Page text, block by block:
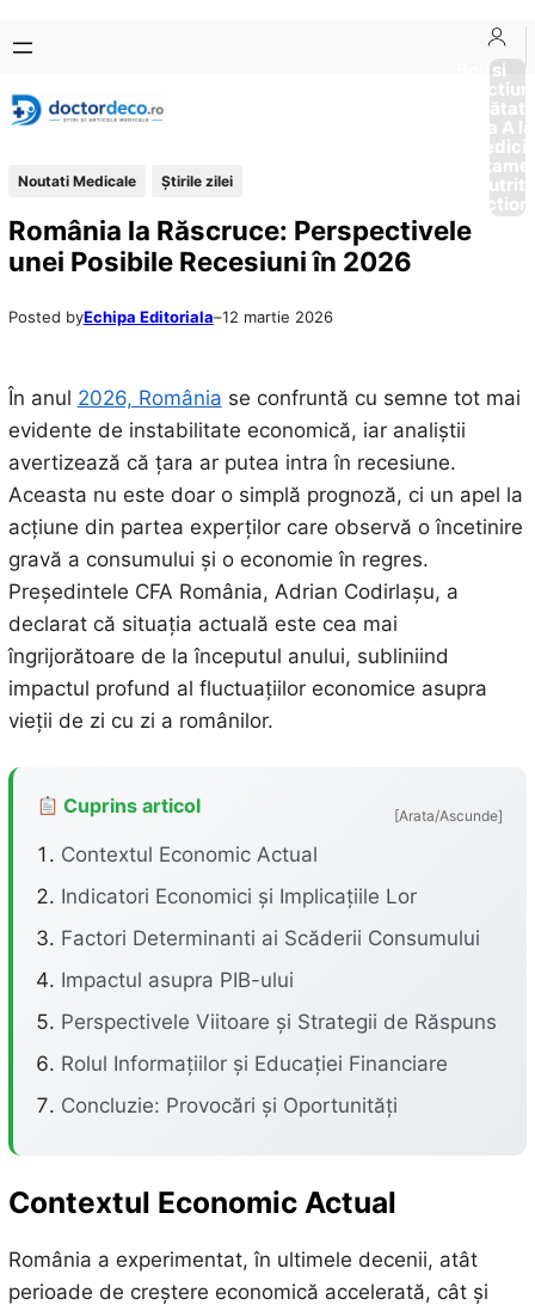
conținut
content
Boli si
Afectiuni
Sănătate
de la A
Noutati Medicale Știrile zilei
România la Răscruce: Perspectivele
unei Posibile Recesiuni în 2026
Posted byEchipa Editoriala–12 martie 2026
În anul 2026, România se confruntă cu semne tot mai
evidente de instabilitate economică, iar analiștii
avertizează că țara ar putea intra în recesiune.
Aceasta nu este doar o simplă prognoză, ci un apel la
acțiune din partea experților care observă o încetinire
gravă a consumului și o economie în regres.
Președintele CFA România, Adrian Codirlașu, a
declarat că situația actuală este cea mai
îngrijorătoare de la începutul anului, subliniind
impactul profund al fluctuațiilor economice asupra
vieții de zi cu zi a românilor.
Cuprins articol [Arata/Ascunde]
Contextul Economic Actual
Indicatori Economici și Implicațiile Lor
Factori Determinanti ai Scăderii Consumului
Impactul asupra PIB-ului
Perspectivele Viitoare și Strategii de Răspuns
Rolul Informațiilor și Educației Financiare
Concluzie: Provocări și Oportunități
Contextul Economic Actual
România a experimentat, în ultimele decenii, atât
perioade de creștere economică accelerată, cât și